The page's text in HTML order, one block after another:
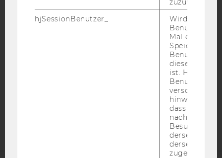
BARRIEREFREIHEITSERKLÄRUNG WEBSEITE
DATENSCHUTZERKLÄRUNG
DATENSCHUTZERKLÄRUNG SOCIAL MEDIA
STUDIENBEWERBER*INNEN UND STUDIERENDE
Barrierefreiheitserklärung
zuzuweisen
hjSessionBenutzer_
Wird gesetzt,
Benutzer
Mal eine
Speichert die
Benutzer-ID,
diese Seite
ist. Hotjar
Benutzer
verschiedene
hinweg.Stellt
dass Daten
Besuchen auf
derselben
derselben
zugeordnet